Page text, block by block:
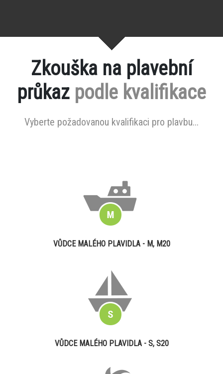
Zkouška na plavební
průkaz podle kvalifikace
Vyberte požadovanou kvalifikaci pro plavbu...
VŮDCE MALÉHO PLAVIDLA - M, M20
VŮDCE MALÉHO PLAVIDLA - S, S20